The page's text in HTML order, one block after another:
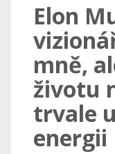
Elon
mně,
životu
trvale
energii